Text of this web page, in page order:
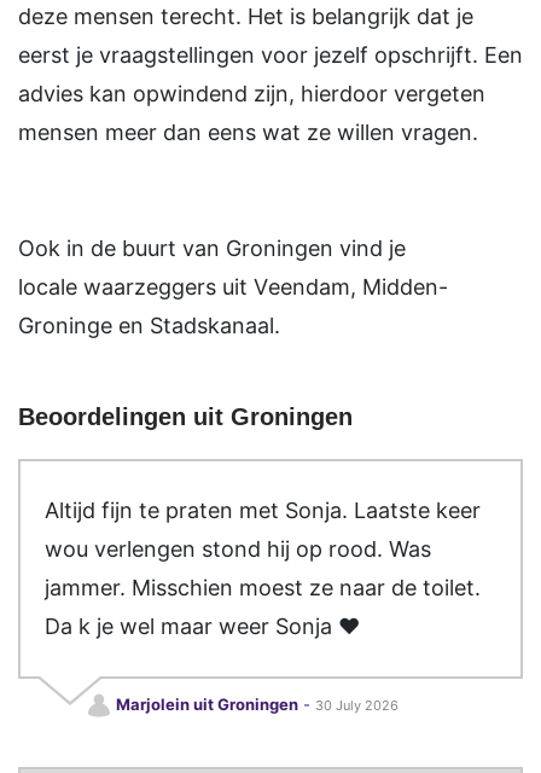
deze mensen terecht. Het is belangrijk dat je
eerst je vraagstellingen voor jezelf opschrijft. Een
advies kan opwindend zijn, hierdoor vergeten
mensen meer dan eens wat ze willen vragen.
Ook in de buurt van Groningen vind je
locale waarzeggers uit Veendam, Midden-
Groninge en Stadskanaal.
Beoordelingen uit Groningen
Altijd fijn te praten met Sonja. Laatste keer
wou verlengen stond hij op rood. Was
jammer. Misschien moest ze naar de toilet.
Da k je wel maar weer Sonja ❤️
Marjolein uit Groningen- 30 July 2026